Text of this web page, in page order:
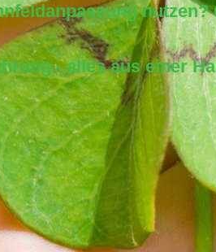
- alles aus einer